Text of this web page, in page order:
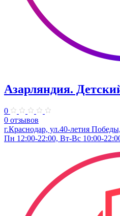
Азарляндия.
0
0 отзывов
г.Краснодар, ул.40-летия
Пн 12:00-22:00, Вт-Вс 10:00-